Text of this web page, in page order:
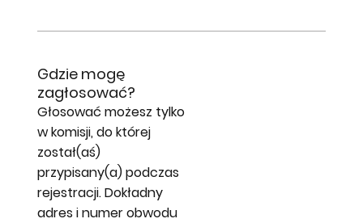
Gdzie mogę
zagłosować?
Głosować możesz tylko
w komisji, do której
został(aś)
przypisany(a) podczas
rejestracji. Dokładny
adres i numer obwodu